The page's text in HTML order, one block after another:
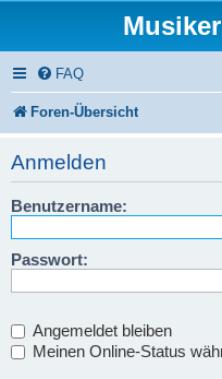
FAQ
Foren-Übersicht
Anmelden
Benutzername:
Passwort:
Angemeldet bleiben
Meinen Online-Status